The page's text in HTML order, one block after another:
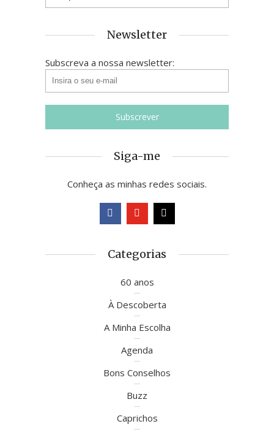
Newsletter
Subscreva a nossa newsletter:
Siga-me
Conheça as minhas redes sociais.
Categorias
60 anos
À Descoberta
A Minha Escolha
Agenda
Bons Conselhos
Buzz
Caprichos